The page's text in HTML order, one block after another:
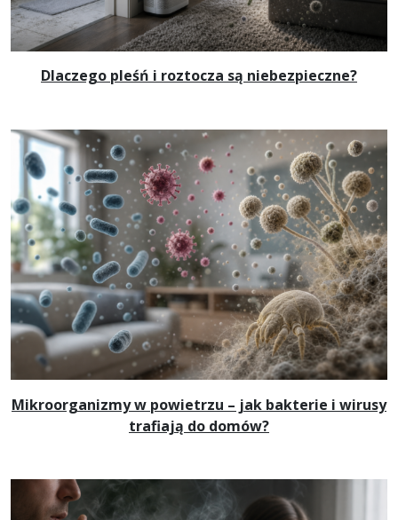
Dlaczego pleśń i roztocza są niebezpieczne?
Mikroorganizmy w powietrzu – jak bakterie i wirusy
trafiają do domów?